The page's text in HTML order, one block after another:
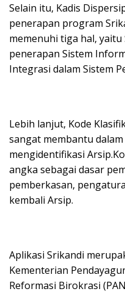
Selain itu, Kadis
penerapan program
memenuhi tiga hal,
penerapan Sistem
Integrasi dalam Sistem
Lebih lanjut, Kode
sangat membantu
mengidentifikasi
angka sebagai dasar
pemberkasan,
kembali Arsip.
Aplikasi Srikandi
Kementerian
Reformasi Birokrasi